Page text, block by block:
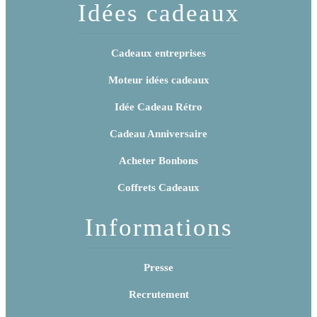
Idées cadeaux
Cadeaux entreprises
Moteur idées cadeaux
Idée Cadeau Rétro
Cadeau Anniversaire
Acheter Bonbons
Coffrets Cadeaux
Informations
Presse
Recrutement